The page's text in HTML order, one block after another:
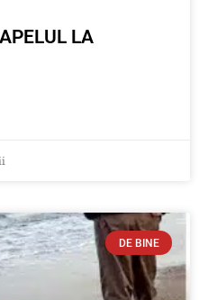
LA
DE BINE